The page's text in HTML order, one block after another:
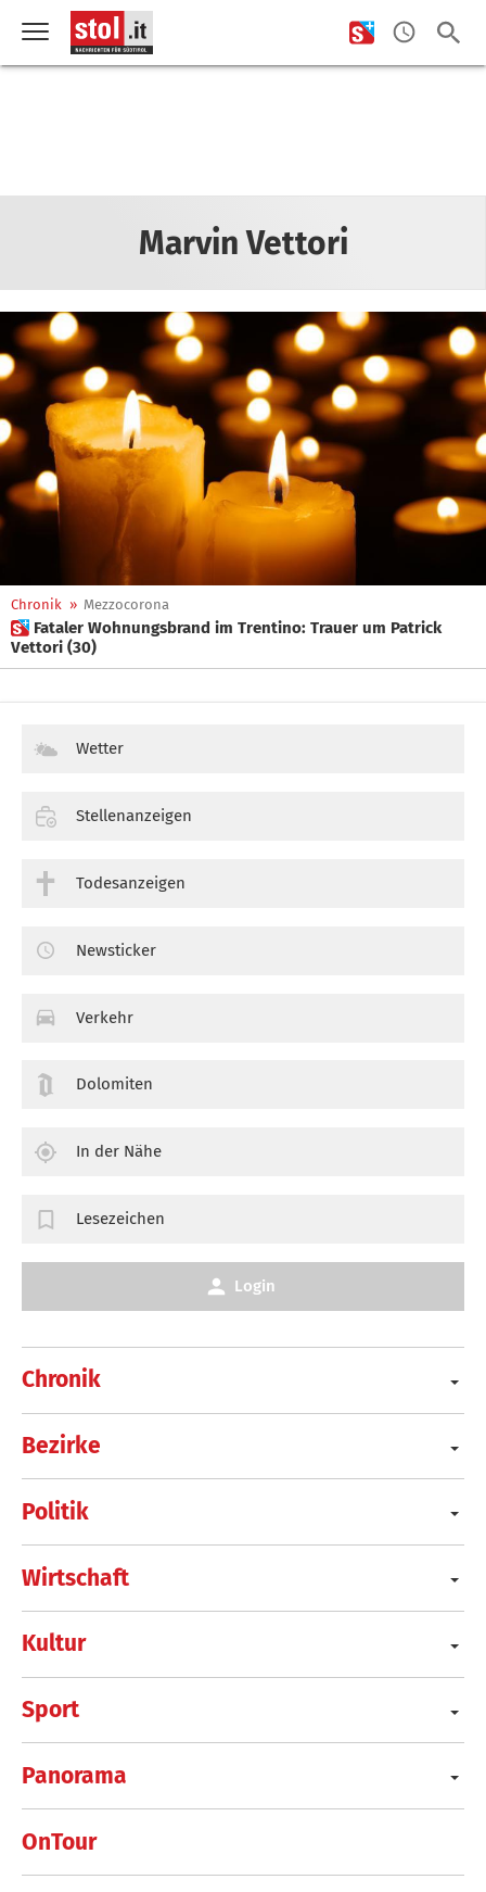
Marvin Vettori
Chronik » Mezzocorona
 Fataler Wohnungsbrand im Trentino: Trauer um Patrick
Vettori (30)
Chronik
Bezirke
Politik
Wirtschaft
Kultur
Sport
Panorama
OnTour
Wetter
Stellenanzeigen
Todesanzeigen
Newsticker
Verkehr
Dolomiten
In der Nähe
Lesezeichen
Login